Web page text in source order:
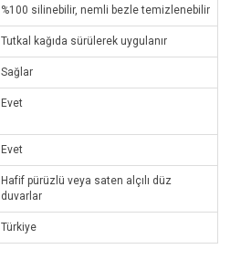
%100 silinebilir, nemli bezle temizlenebilir
Tutkal kağıda sürülerek uygulanır
Sağlar
Evet
Evet
Hafif pürüzlü veya saten alçılı düz
duvarlar
Türkiye